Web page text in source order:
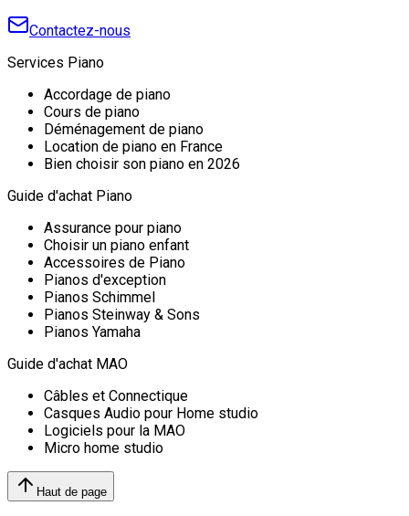
Contactez-nous
Services Piano
Accordage de piano
Cours de piano
Déménagement de piano
Location de piano en France
Bien choisir son piano en 2026
Guide d'achat Piano
Assurance pour piano
Choisir un piano enfant
Accessoires de Piano
Pianos d'exception
Pianos Schimmel
Pianos Steinway & Sons
Pianos Yamaha
Guide d'achat MAO
Câbles et Connectique
Casques Audio pour Home studio
Logiciels pour la MAO
Micro home studio
Haut de page